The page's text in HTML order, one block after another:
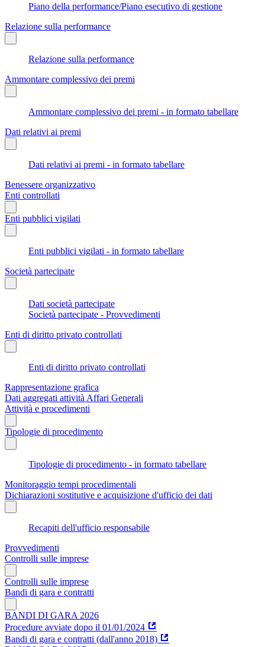
Piano della performance/Piano esecutivo di gestione
Relazione sulla performance
Relazione sulla performance
Ammontare complessivo dei premi
Ammontare complessivo dei premi - in formato tabellare
Dati relativi ai premi
Dati relativi ai premi - in formato tabellare
Benessere organizzativo
Enti controllati
Enti pubblici vigilati
Enti pubblici vigilati - in formato tabellare
Società partecipate
Dati società partecipate
Società partecipate - Provvedimenti
Enti di diritto privato controllati
Enti di diritto privato controllati
Rappresentazione grafica
Dati aggregati attività Affari Generali
Attività e procedimenti
Tipologie di procedimento
Tipologie di procedimento - in formato tabellare
Monitoraggio tempi procedimentali
Dichiarazioni sostitutive e acquisizione d'ufficio dei dati
Recapiti dell'ufficio responsabile
Provvedimenti
Controlli sulle imprese
Controlli sulle imprese
Bandi di gara e contratti
BANDI DI GARA 2026
Procedure avviate dopo il 01/01/2024
Bandi di gara e contratti (dall'anno 2018)